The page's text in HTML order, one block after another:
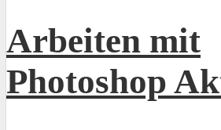
Arbeiten mit
Photoshop